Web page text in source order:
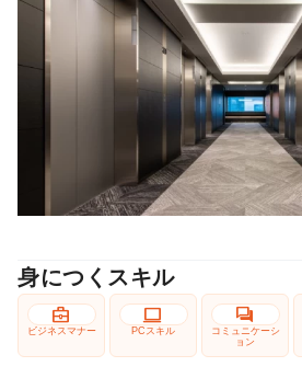
身につくスキル
business_center
ビジネスマナー
computer
PCスキル
forum
コミュニケーシ
ョン